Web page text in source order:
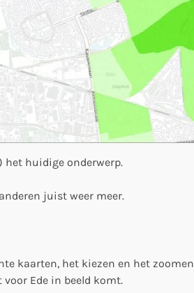
het huidige onderwerp.
juist weer meer.
kaarten, het kiezen en het
Ede in beeld komt.